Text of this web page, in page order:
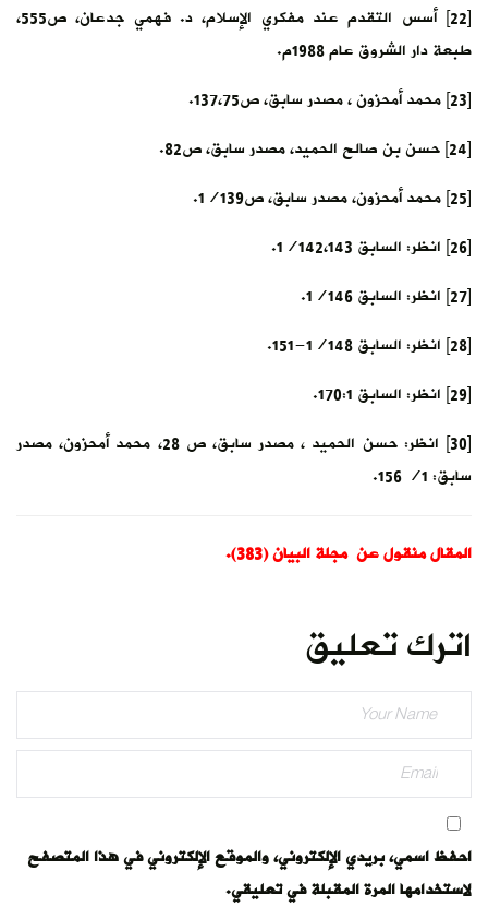
[22] أسس التقدم عند مفكري الإسلام، د. فهمي جدعان، ص555،
طبعة دار الشروق عام 1988م.
[23] محمد أمحزون ، مصدر سابق، ص137،75.
[24] حسن بن صالح الحميد، مصدر سابق، ص82.
[25] محمد أمحزون، مصدر سابق، ص1/139.
[26] انظر: السابق 1/142،143.
[27] انظر: السابق 1/146.
[28] انظر: السابق 1/148-151.
[29] انظر: السابق 170:1.
[30] انظر: حسن الحميد ، مصدر سابق، ص 28، محمد أمحزون، مصدر
سابق: 1/ 156.
المقال منقول عن مجلة البيان (383).
اترك تعليق
احفظ اسمي، بريدي الإلكتروني، والموقع الإلكتروني في هذا المتصفح
لاستخدامها المرة المقبلة في تعليقي.